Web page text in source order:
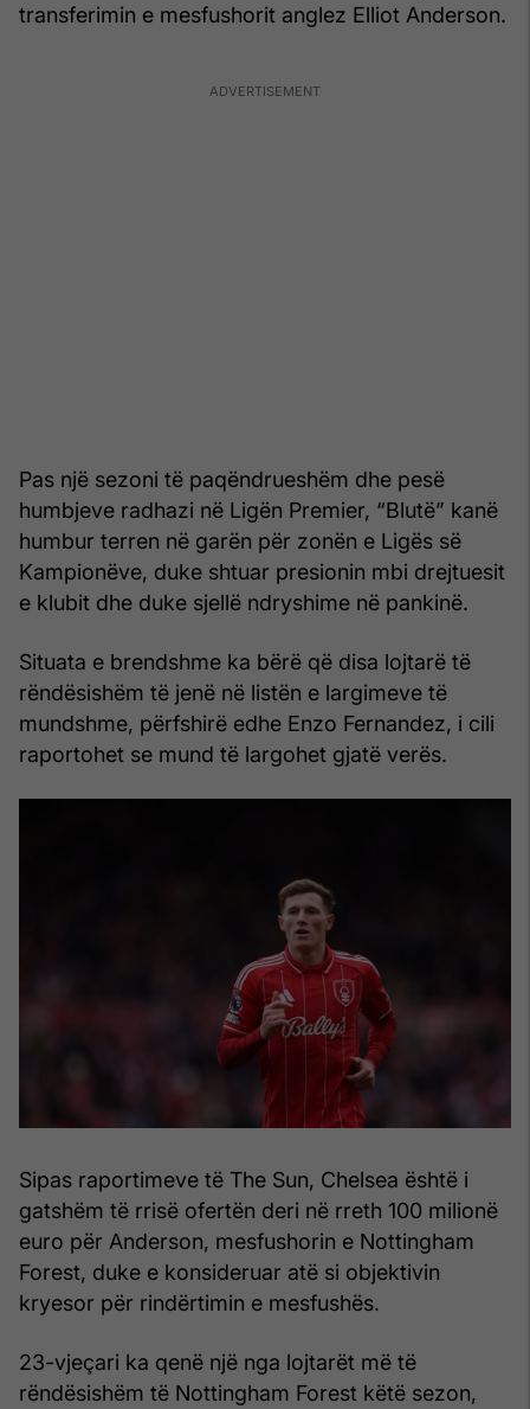
transferimin e mesfushorit anglez Elliot Anderson.
Pas një sezoni të paqëndrueshëm dhe pesë
humbjeve radhazi në Ligën Premier, “Blutë” kanë
humbur terren në garën për zonën e Ligës së
Kampionëve, duke shtuar presionin mbi drejtuesit
e klubit dhe duke sjellë ndryshime në pankinë.
Situata e brendshme ka bërë që disa lojtarë të
rëndësishëm të jenë në listën e largimeve të
mundshme, përfshirë edhe Enzo Fernandez, i cili
raportohet se mund të largohet gjatë verës.
Sipas raportimeve të The Sun, Chelsea është i
gatshëm të rrisë ofertën deri në rreth 100 milionë
euro për Anderson, mesfushorin e Nottingham
Forest, duke e konsideruar atë si objektivin
kryesor për rindërtimin e mesfushës.
23-vjeçari ka qenë një nga lojtarët më të
rëndësishëm të Nottingham Forest këtë sezon,